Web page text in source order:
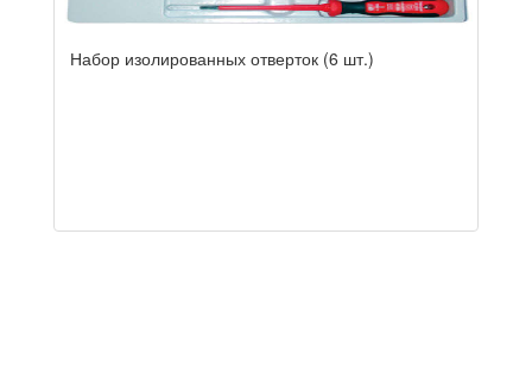
Набор изолированных отверток (6 шт.)